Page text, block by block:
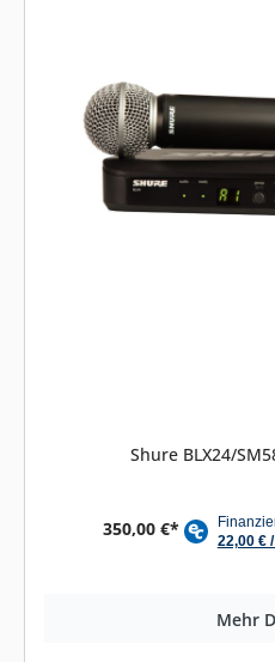
Shure BLX24/
350,00 €*
Mehr